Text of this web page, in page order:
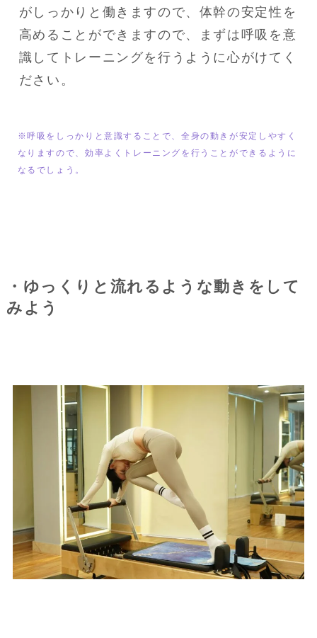
がしっかりと働きますので、体幹の安定性を
高めることができますので、まずは呼吸を意
識してトレーニングを行うように心がけてく
ださい。
※呼吸をしっかりと意識することで、全身の動きが安定しやすく
なりますので、効率よくトレーニングを行うことができるように
なるでしょう。
・ゆっくりと流れるような動きをして
みよう